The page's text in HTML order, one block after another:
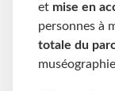
et mise en
personnes à
totale du